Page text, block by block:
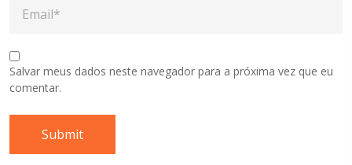
Salvar meus dados neste navegador para a próxima vez que eu
comentar.